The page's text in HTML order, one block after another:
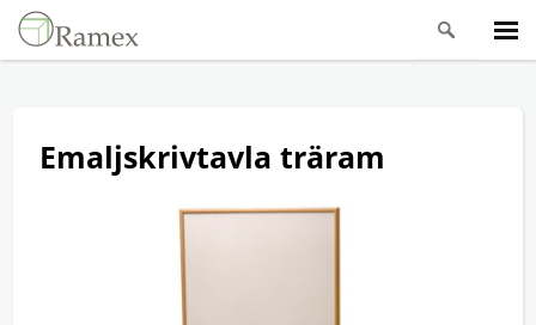
Emaljskrivtavla träram